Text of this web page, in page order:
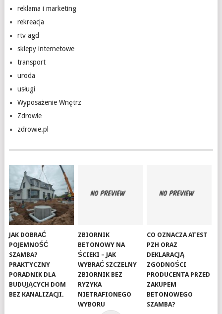
reklama i marketing
rekreacja
rtv agd
sklepy internetowe
transport
uroda
usługi
Wyposażenie Wnętrz
Zdrowie
zdrowie.pl
JAK DOBRAĆ
POJEMNOŚĆ
SZAMBA?
PRAKTYCZNY
PORADNIK DLA
BUDUJĄCYCH DOM
BEZ KANALIZACJI.
ZBIORNIK
BETONOWY NA
ŚCIEKI – JAK
WYBRAĆ SZCZELNY
ZBIORNIK BEZ
RYZYKA
NIETRAFIONEGO
WYBORU
CO OZNACZA ATEST
PZH ORAZ
DEKLARACJĄ
ZGODNOŚCI
PRODUCENTA PRZED
ZAKUPEM
BETONOWEGO
SZAMBA?